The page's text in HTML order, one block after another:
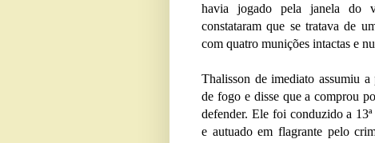
havia jogado pela janela do
constataram que se tratava de
com quatro munições intactas e
Thalisson de imediato assumiu a
de fogo e disse que a comprou
defender. Ele foi conduzido a
e autuado em flagrante pelo